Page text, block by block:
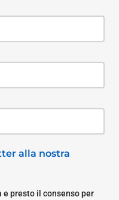
alla nostra
presto il consenso per